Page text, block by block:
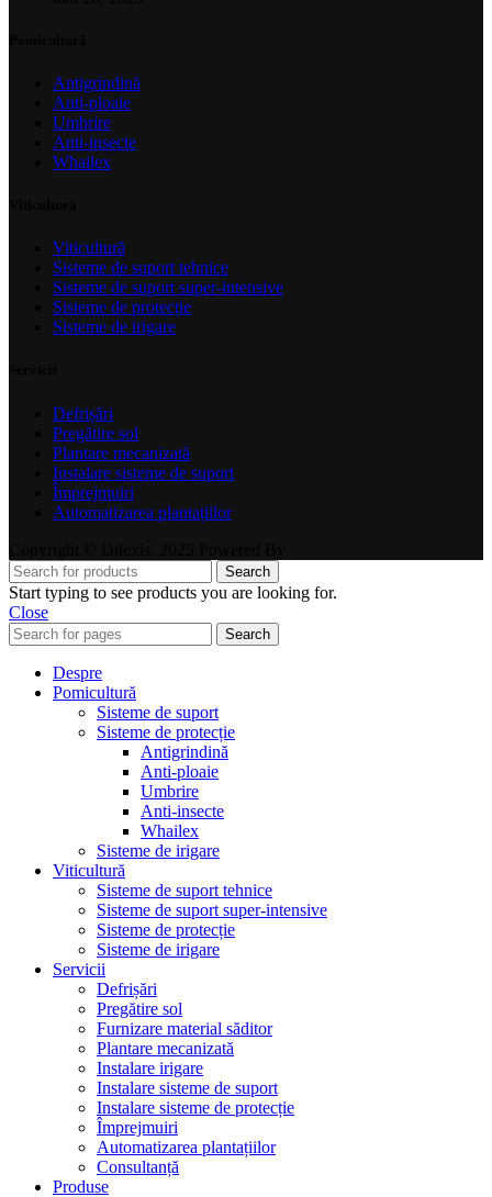
Antigrindină
Anti-ploaie
Umbrire
Anti-insecte
Whailex
Viticultură
Sisteme de suport tehnice
Sisteme de suport super-intensive
Sisteme de protecție
Sisteme de irigare
Defrișări
Pregătire sol
Plantare mecanizată
Instalare sisteme de suport
Împrejmuiri
Automatizarea plantațiilor
Search
Start typing to see products you are looking for.
Close
Search
Despre
Pomicultură
Sisteme de suport
Sisteme de protecție
Antigrindină
Anti-ploaie
Umbrire
Anti-insecte
Whailex
Sisteme de irigare
Viticultură
Sisteme de suport tehnice
Sisteme de suport super-intensive
Sisteme de protecție
Sisteme de irigare
Servicii
Defrișări
Pregătire sol
Furnizare material săditor
Plantare mecanizată
Instalare irigare
Instalare sisteme de suport
Instalare sisteme de protecție
Împrejmuiri
Automatizarea plantațiilor
Consultanță
Produse